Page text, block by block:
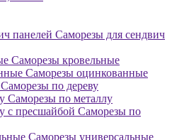
Саморезы для сендвич
Саморезы кровельные
Саморезы оцинкованные
Саморезы по дереву
Саморезы по металлу
Саморезы по
Саморезы универсальные